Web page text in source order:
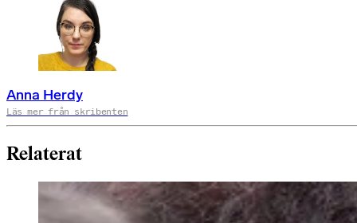
Anna Herdy
Läs mer från skribenten
Relaterat